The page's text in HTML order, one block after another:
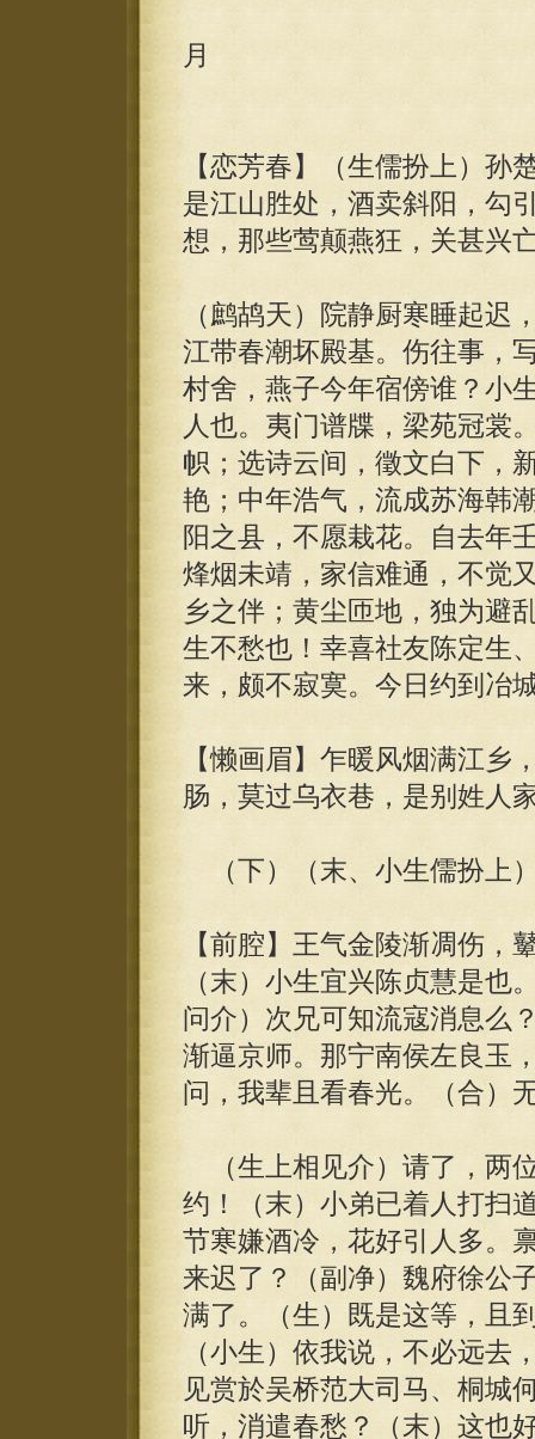
月
【恋芳春】（生儒扮上）孙
是江山胜处，酒卖斜阳，勾
想，那些莺颠燕狂，关甚兴
（鹧鸪天）院静厨寒睡起迟
江带春潮坏殿基。伤往事，
村舍，燕子今年宿傍谁？小
人也。夷门谱牒，梁苑冠裳
帜；选诗云间，徵文白下，
艳；中年浩气，流成苏海韩
阳之县，不愿栽花。自去年
烽烟未靖，家信难通，不觉
乡之伴；黄尘匝地，独为避
生不愁也！幸喜社友陈定生
来，颇不寂寞。今日约到冶
【懒画眉】乍暖风烟满江乡
肠，莫过乌衣巷，是别姓人
（下）（末、小生儒扮上
【前腔】王气金陵渐凋伤，
（末）小生宜兴陈贞慧是也
问介）次兄可知流寇消息么
渐逼京师。那宁南侯左良玉
问，我辈且看春光。（合）
（生上相见介）请了，两
约！（末）小弟已着人打扫
节寒嫌酒冷，花好引人多。
来迟了？（副净）魏府徐公
满了。（生）既是这等，且
（小生）依我说，不必远去
见赏於吴桥范大司马、桐城
听，消遣春愁？（末）这也